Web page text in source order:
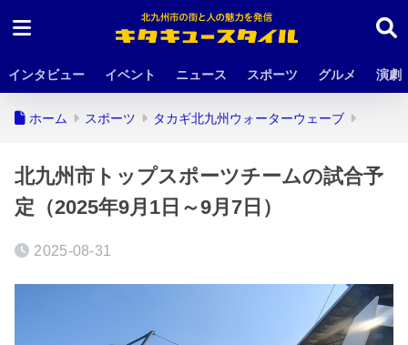
インタビュー イベント ニュース スポーツ グルメ 演劇
ホーム スポーツ タカギ北九州ウォーターウェーブ
北九州市トップスポーツチームの試合予
定（2025年9月1日～9月7日）
2025-08-31